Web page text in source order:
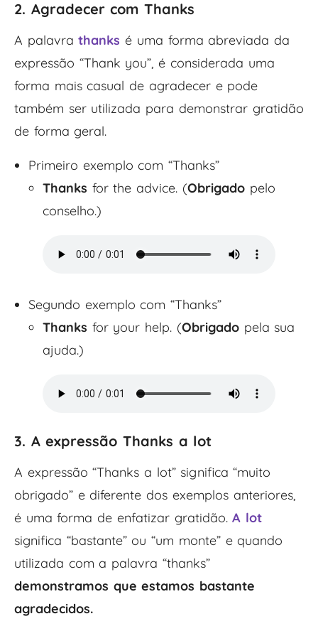
2. Agradecer com Thanks
A palavrathanks é uma forma abreviada da
expressão “Thank you”, é considerada uma
forma mais casual de agradecer e pode
também ser utilizada para demonstrar gratidão
de forma geral.
Primeiro exemplo com “Thanks”
Thanks for the advice. (Obrigado pelo
conselho.)
Segundo exemplo com “Thanks”
Thanks for your help. (Obrigado pela sua
ajuda.)
3. A expressão Thanks a lot
A expressão “Thanks a lot” significa “muito
obrigado” e diferente dos exemplos anteriores,
é uma forma de enfatizar gratidão.A lot
significa “bastante” ou “um monte” e quando
utilizada com a palavra “thanks”
demonstramos que estamos bastante
agradecidos.